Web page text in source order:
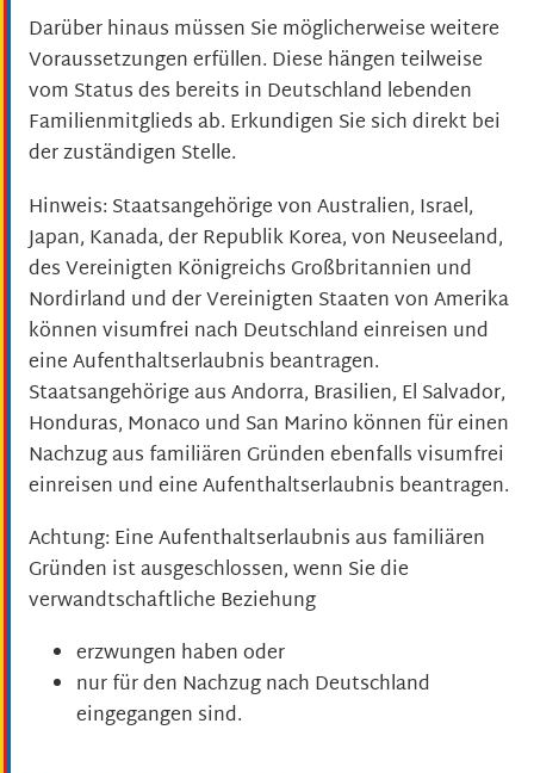
Darüber hinaus müssen Sie möglicherweise weitere
Voraussetzungen erfüllen. Diese hängen teilweise
vom Status des bereits in Deutschland lebenden
Familienmitglieds ab. Erkundigen Sie sich direkt bei
der zuständigen Stelle.
Hinweis: Staatsangehörige von Australien, Israel,
Japan, Kanada, der Republik Korea, von Neuseeland,
des Vereinigten Königreichs Großbritannien und
Nordirland und der Vereinigten Staaten von Amerika
können visumfrei nach Deutschland einreisen und
eine Aufenthaltserlaubnis beantragen.
Staatsangehörige aus Andorra, Brasilien, El Salvador,
Honduras, Monaco und San Marino können für einen
Nachzug aus familiären Gründen ebenfalls visumfrei
einreisen und eine Aufenthaltserlaubnis beantragen.
Achtung: Eine Aufenthaltserlaubnis aus familiären
Gründen ist ausgeschlossen, wenn Sie die
verwandtschaftliche Beziehung
erzwungen haben oder
nur für den Nachzug nach Deutschland
eingegangen sind.